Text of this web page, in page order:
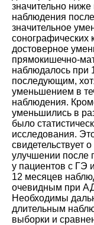
значительно
наблюдения
значительное
сонографических
достоверное
прямокишечно-
наблюдалось при
последующим,
уменьшением в
наблюдения.
уменьшились в
было
исследования.
свидетельствует
улучшении после
у пациентов с ГЭ
12 месяцев
очевидным при
Необходимы
длительным
выборки и